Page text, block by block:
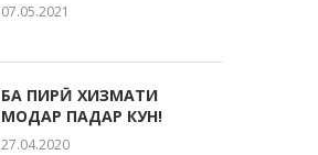
07.05.2021
БА ПИРӢ ХИЗМАТИ
МОДАР ПАДАР КУН!
27.04.2020